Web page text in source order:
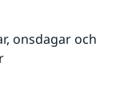
onsdagar och